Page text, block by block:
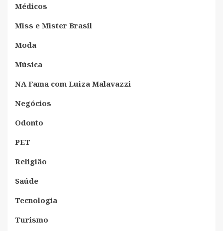
Médicos
Miss e Mister Brasil
Moda
Música
NA Fama com Luiza Malavazzi
Negócios
Odonto
PET
Religião
Saúde
Tecnologia
Turismo